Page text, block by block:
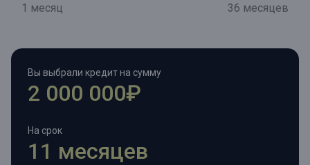
1 месяц 36 месяцев
Вы выбрали кредит на сумму
2 000 000₽
На срок
11 месяцев